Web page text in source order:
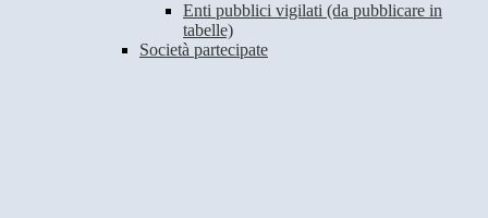
Enti pubblici vigilati (da pubblicare in
tabelle)
Società partecipate